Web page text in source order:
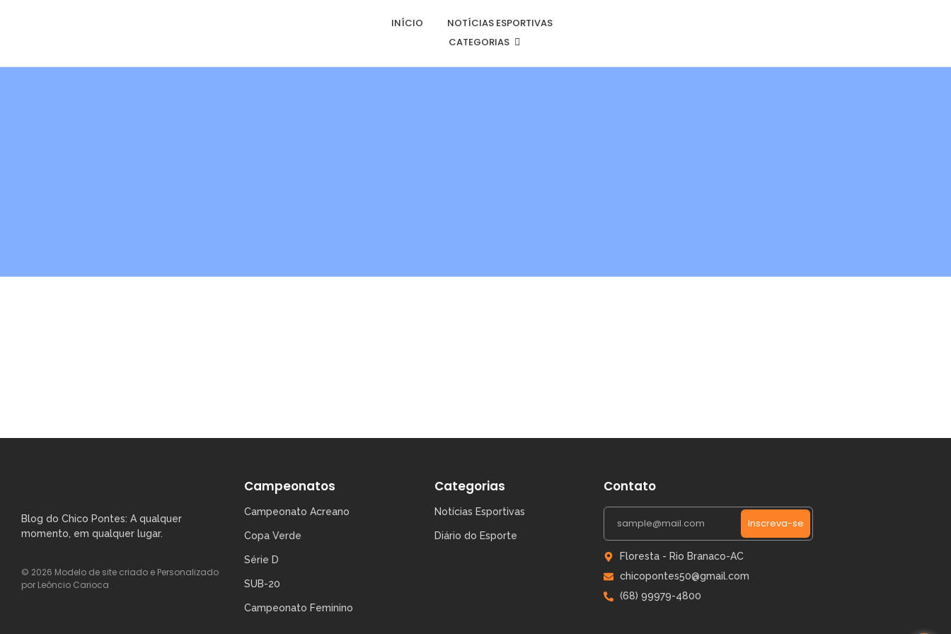
INÍCIO
NOTÍCIAS ESPORTIVAS
CATEGORIAS
Blog do Chico Pontes: A qualquer
momento, em qualquer lugar.
© 2026 Modelo de site criado e Personalizado
por Leôncio Carioca
Campeonatos
Campeonato Acreano
Copa Verde
Série D
SUB-20
Campeonato Feminino
Categorias
Notícias Esportivas
Diário do Esporte
Contato
Inscreva-se
Floresta - Rio Branaco-AC
chicopontes50@gmail.com
(68) 99979-4800